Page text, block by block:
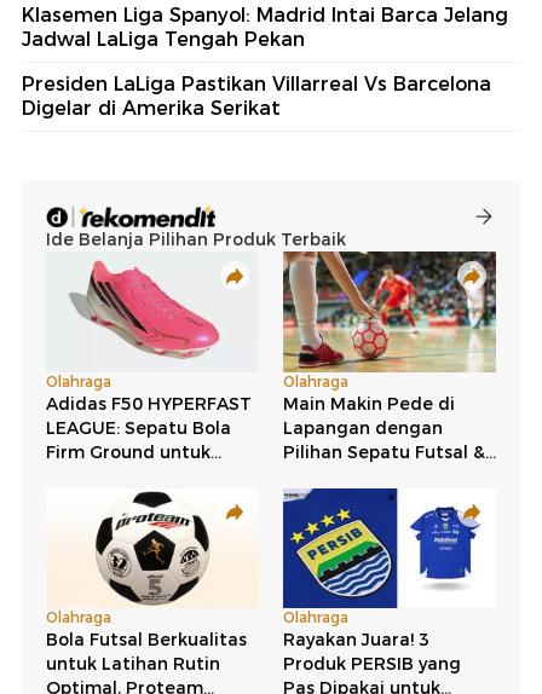
Klasemen Liga Spanyol: Madrid Intai Barca Jelang
Jadwal LaLiga Tengah Pekan
Presiden LaLiga Pastikan Villarreal Vs Barcelona
Digelar di Amerika Serikat